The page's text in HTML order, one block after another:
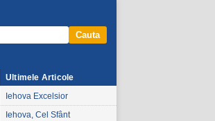
Cauta
Ultimele Articole
Iehova Excelsior
Iehova, Cel Sfânt